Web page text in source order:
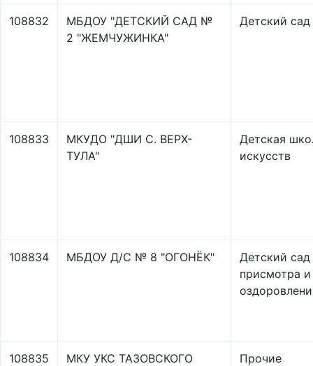
108832
МБДОУ "ДЕТСКИЙ САД №
2 "ЖЕМЧУЖИНКА"
Детский сад
108833
МКУДО "ДШИ С. ВЕРХ-
ТУЛА"
Детская
искусств
108834 МБДОУ Д/С № 8 "ОГОНЁК"
Детский сад
присмотра и
108835
МКУ УКС ТАЗОВСКОГО
Прочие